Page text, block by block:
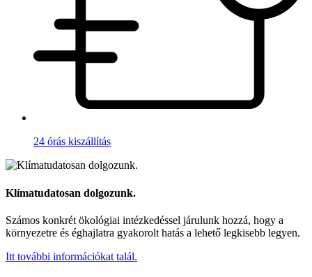
24 órás kiszállítás
Klímatudatosan dolgozunk.
Számos konkrét ökológiai intézkedéssel járulunk hozzá, hogy a
környezetre és éghajlatra gyakorolt hatás a lehető legkisebb legyen.
Itt további információkat talál.